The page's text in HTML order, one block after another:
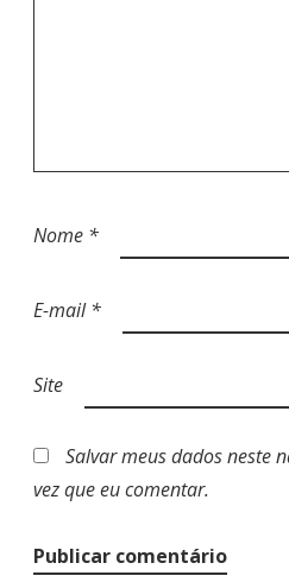
Nome *
E-mail*
Site
Salvar meus dados neste
vez que eu comentar.